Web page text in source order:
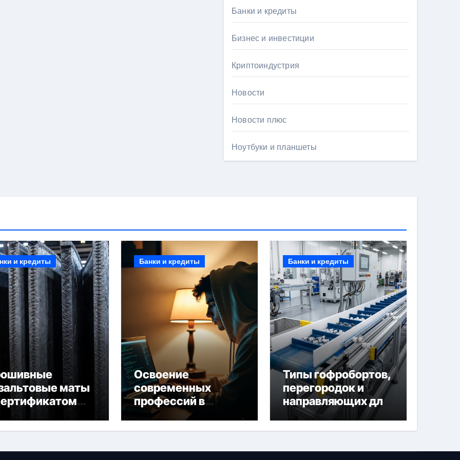
Банки и кредиты
Бизнес и инвестиции
Криптоиндустрия
Новости
Новости плюс
Ноутбуки и планшеты
и кредиты
маты
Банки и кредиты
Освоение
современных
профессий в
онлайн-формате
Банки и кредиты
Типы гофробортов,
перегородок и
направляющих для
конвейерных лент